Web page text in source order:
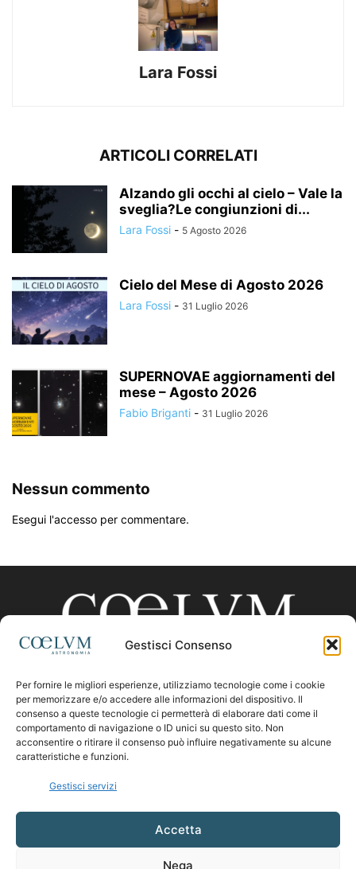
Gestisci Consenso
Per fornire le migliori esperienze, utilizziamo tecnologie come i cookie
per memorizzare e/o accedere alle informazioni del dispositivo. Il
consenso a queste tecnologie ci permetterà di elaborare dati come il
comportamento di navigazione o ID unici su questo sito. Non
acconsentire o ritirare il consenso può influire negativamente su alcune
caratteristiche e funzioni.
Gestisci servizi
Accetta
Nega
Lara Fossi
ARTICOLI CORRELATI
Alzando gli occhi al cielo – Vale la
sveglia?Le congiunzioni di...
Lara Fossi - 5 Agosto 2026
Cielo del Mese di Agosto 2026
Lara Fossi - 31 Luglio 2026
SUPERNOVAE aggiornamenti del
mese – Agosto 2026
Fabio Briganti - 31 Luglio 2026
Nessun commento
Esegui l'accesso per commentare.
CHI SIAMO
Contattaci:coelumastro@coelum.com